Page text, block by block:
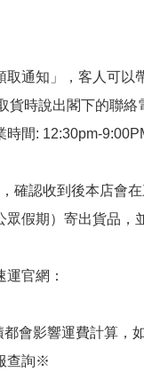
取通知」，客人可以
貨時說出閣下的聯絡
間: 12:30pm-
確認收到後本店會
眾假期）寄出貨品，
官網：
會影響運費計算，
查詢※